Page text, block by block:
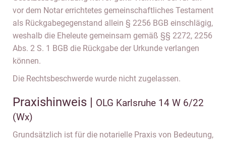
vor dem Notar errichtetes gemeinschaftliches Testament
als Rückgabegegenstand allein § 2256 BGB einschlägig,
weshalb die Eheleute gemeinsam gemäß §§ 2272, 2256
Abs. 2 S. 1 BGB die Rückgabe der Urkunde verlangen
können.
Die Rechtsbeschwerde wurde nicht zugelassen.
Praxishinweis | OLG Karlsruhe 14 W 6/22
(Wx)
Grundsätzlich ist für die notarielle Praxis von Bedeutung,